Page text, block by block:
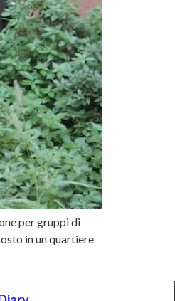
per gruppi di
in un quartiere